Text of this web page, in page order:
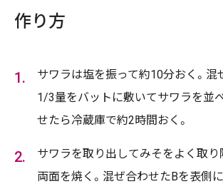
作り方
サワラは塩を振って約10分おく。混
1/3量をバットに敷いてサワラを並
せたら冷蔵庫で約2時間おく。
サワラを取り出してみそをよく取り
両面を焼く。混ぜ合わせたBを表側